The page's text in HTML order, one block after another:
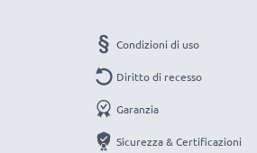
Condizioni di uso
Diritto di recesso
Garanzia
Sicurezza & Certificazioni